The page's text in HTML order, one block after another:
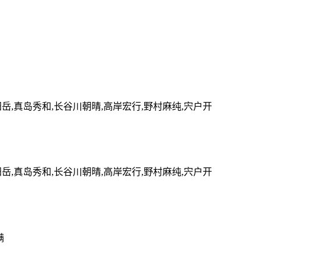
,真岛秀和,长谷川朝晴,高岸宏行,野村麻纯,宍户开
,真岛秀和,长谷川朝晴,高岸宏行,野村麻纯,宍户开